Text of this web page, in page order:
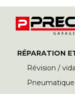
RÉPARATION
Révision /
Pneumatique